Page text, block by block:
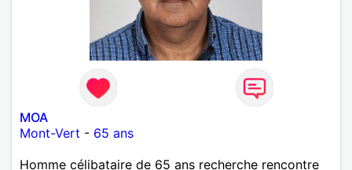
MOA
Mont-Vert - 65 ans
Homme célibataire de 65 ans recherche rencontre